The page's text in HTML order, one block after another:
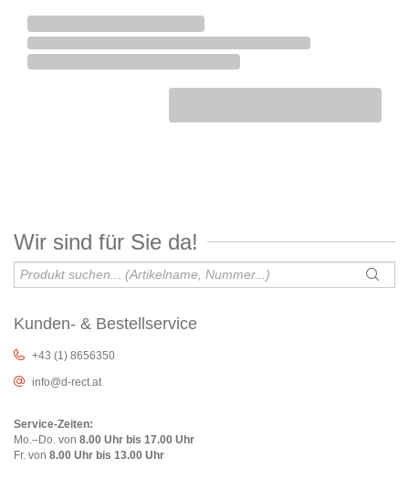
Wir sind für Sie da!
Kunden- & Bestellservice
+43 (1) 8656350
info@d-rect.at
Service-Zeiten:
Mo.–Do. von 8.00 Uhr bis 17.00 Uhr
Fr. von 8.00 Uhr bis 13.00 Uhr